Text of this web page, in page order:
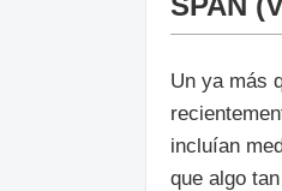
Un ya más
incluían
que algo